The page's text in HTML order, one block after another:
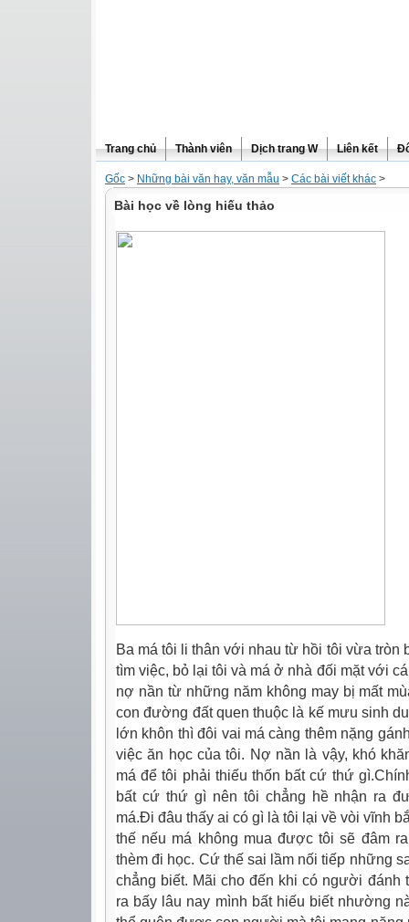
Trang chủ Thành viên Dịch trang W Liên kết
Gốc > Những bài văn hay, văn mẫu > Các bài viết khác >
Bài học về lòng hiếu thảo
Ba má tôi li thân với nhau từ hồi tôi vừa tròn
tìm việc, bỏ lại tôi và má ở nhà đối mặt với
nợ nần từ những năm không may bị mất
con đường đất quen thuộc là kế mưu sinh
lớn khôn thì đôi vai má càng thêm nặng
việc ăn học của tôi. Nợ nần là vậy, khó
má để tôi phải thiếu thốn bất cứ thứ
bất cứ thứ gì nên tôi chẳng hề nhận ra
má.Đi đâu thấy ai có gì là tôi lại về vòi vĩnh
thế nếu má không mua được tôi sẽ đâm
thèm đi học. Cứ thế sai lầm nối tiếp những
chẳng biết. Mãi cho đến khi có người đánh
ra bấy lâu nay mình bất hiếu biết nhường